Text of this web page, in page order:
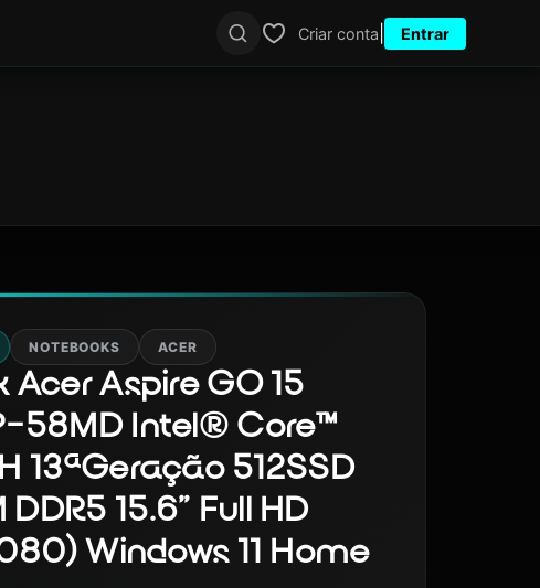
Criar conta Entrar
NOTEBOOKS ACER
Acer Aspire GO 15
58MD Intel® Core™
13ªGeração 512SSD
DDR5 15.6” Full HD
Windows 11 Home